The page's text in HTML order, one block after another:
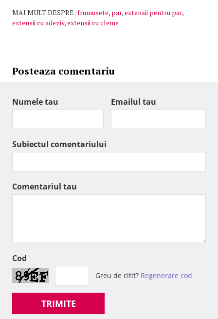
MAI MULT DESPRE: frumusete, par,extensii pentru par,
extensii cu adeziv,extensii cu cleme
Posteaza comentariu
Numele tau Emailul tau
Subiectul comentariului
Comentariul tau
Cod
Greu de citit? Regenerare cod
TRIMITE